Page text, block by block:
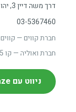
דרך משה דיין 3, יהוד
03-5367460
חברת קווים — קווים 37, 38, 78, 56
חברת ואוליה — קו 475
ניווט עם Waze